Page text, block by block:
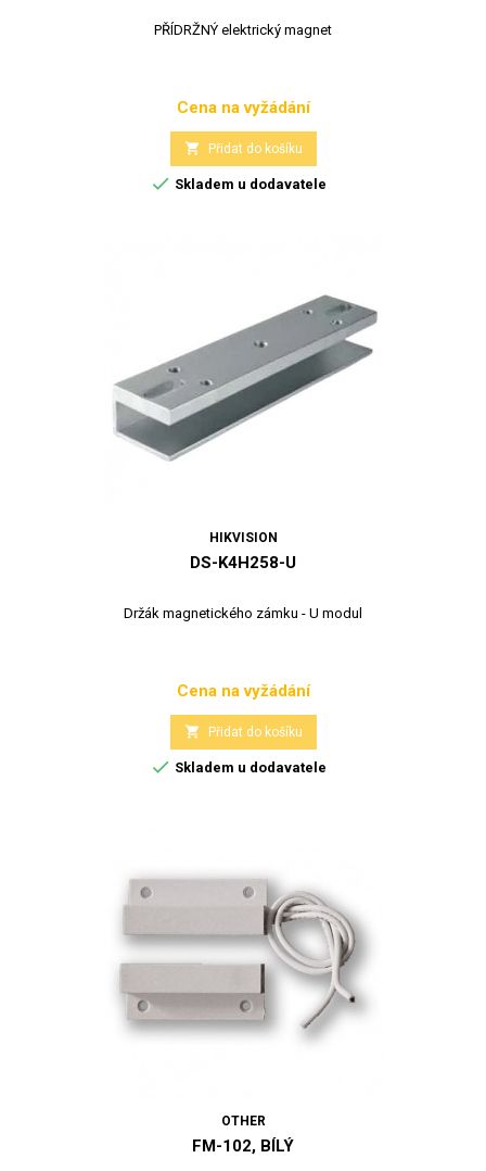
PŘÍDRŽNÝ elektrický magnet
Cena
Cena na vyžádání
 Přidat do košíku
 Skladem u dodavatele
HIKVISION
DS-K4H258-U
Držák magnetického zámku - U modul
Cena
Cena na vyžádání
 Přidat do košíku
 Skladem u dodavatele
OTHER
FM-102, BÍLÝ